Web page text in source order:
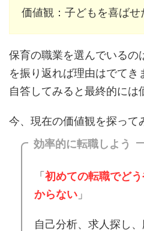
価値観：子どもを喜ばせ
保育の職業を選んでいるの
を振り返れば理由はでてき
自答してみると最終的には
今、現在の価値観を探って
効率的に転職しよう
「 初めての転職でど
からない 」
自己分析、求人探し